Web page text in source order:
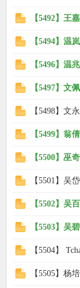
【5492】王
【5494】温
【5496】温
【5497】文
【5498】文
【5499】翁
【5500】巫
【5501】吴
【5502】吴
【5503】吴
【5504】
【5505】杨